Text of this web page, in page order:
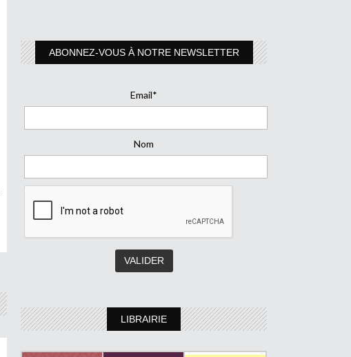
ABONNEZ-VOUS À NOTRE NEWSLETTER
Email*
Nom
LIBRAIRIE